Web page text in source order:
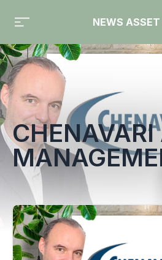
NEWS ASSET
Toute l'actualité sur le tag
CHENAVARI